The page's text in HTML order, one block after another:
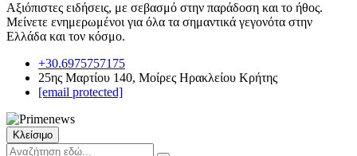
Αξιόπιστες ειδήσεις, με σεβασμό στην παράδοση και το ήθος.
Μείνετε ενημερωμένοι για όλα τα σημαντικά γεγονότα στην
Ελλάδα και τον κόσμο.
+30.6975757175
25ης Μαρτίου 140, Μοίρες Ηρακλείου Κρήτης
[email protected]
Κλείσιμο